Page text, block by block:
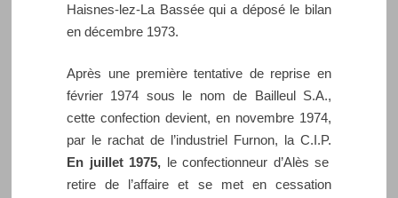
Haisnes-lez-La Bassée qui a déposé le bilan
en décembre 1973.
Après une première tentative de reprise en
février 1974 sous le nom de Bailleul S.A.,
cette confection devient, en novembre 1974,
par le rachat de l’industriel Furnon, la C.I.P.
En juillet 1975, le confectionneur d’Alès se
retire de l’affaire et se met en cessation